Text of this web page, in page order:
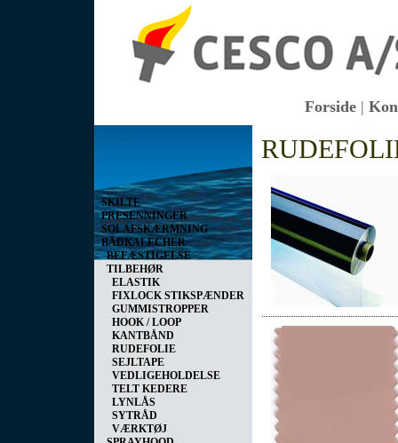
Forside |
SKILTE
PRESENNINGER
SOLAFSKÆRMNING
BÅDKALECHER
BEFÆSTIGELSE
TILBEHØR
ELASTIK
FIXLOCK STIKSPÆNDER
GUMMISTROPPER
HOOK / LOOP
KANTBÅND
RUDEFOLIE
SEJLTAPE
VEDLIGEHOLDELSE
TELT KEDERE
LYNLÅS
SYTRÅD
VÆRKTØJ